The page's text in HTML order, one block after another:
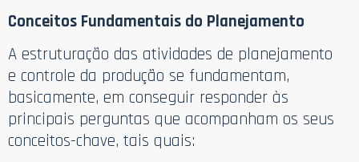
Conceitos Fundamentais do Planejamento
A estruturação das atividades de planejamento
e controle da produção se fundamentam,
basicamente, em conseguir responder às
principais perguntas que acompanham os seus
conceitos-chave, tais quais: